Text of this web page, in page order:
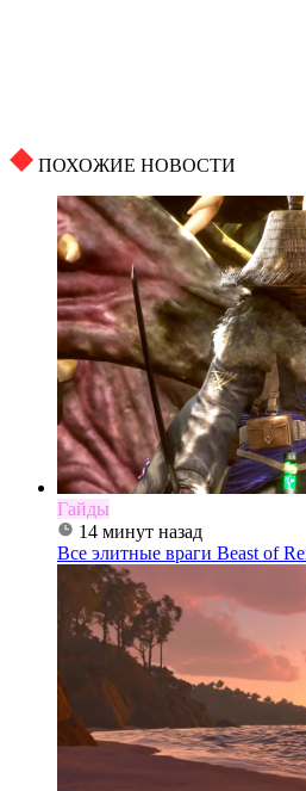
ПОХОЖИЕ НОВОСТИ
Гайды
14 минут назад
Все элитные враги Beast of